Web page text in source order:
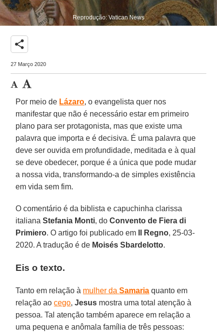
Reprodução: Vatican News
share
27 Março 2020
Por meio de Lázaro, o evangelista quer nos
manifestar que não é necessário estar em primeiro
plano para ser protagonista, mas que existe uma
palavra que importa e é decisiva. É uma palavra que
deve ser ouvida em profundidade, meditada e à qual
se deve obedecer, porque é a única que pode mudar
a nossa vida, transformando-a de simples existência
em vida sem fim.
O comentário é da biblista e capuchinha clarissa
italianaStefania Monti, doConvento de Fiera di
Primiero. O artigo foi publicado em Il Regno, 25-03-
2020. A tradução é de Moisés Sbardelotto.
Eis o texto.
Tanto em relação à mulher daSamaria quanto em
relação aocego,Jesus mostra uma total atenção à
pessoa. Tal atenção também aparece em relação a
uma pequena e anômala família de três pessoas: